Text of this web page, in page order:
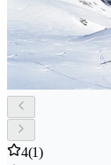
4(1)